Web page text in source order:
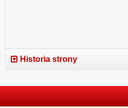
Historia strony